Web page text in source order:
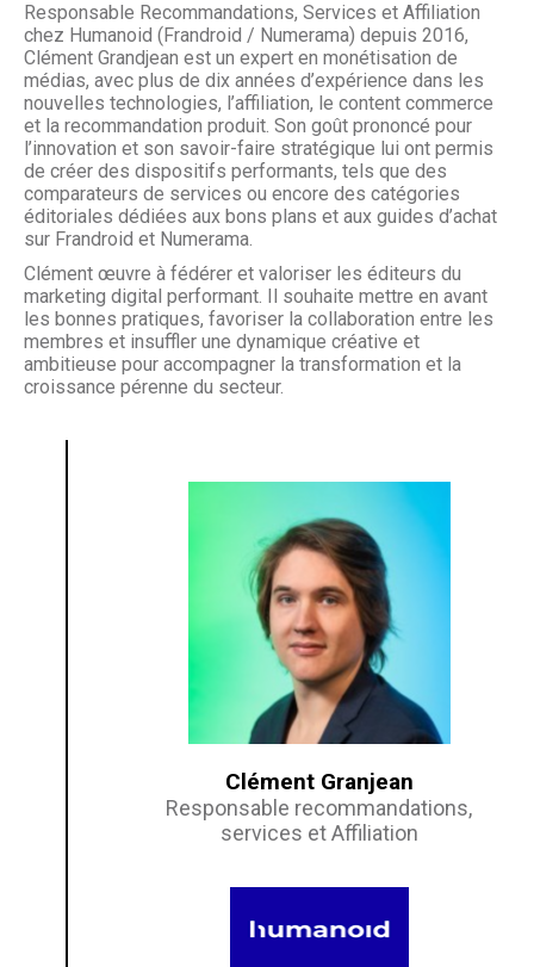
Responsable Recommandations, Services et Affiliation
chez Humanoid (Frandroid / Numerama) depuis 2016,
Clément Grandjean est un expert en monétisation de
médias, avec plus de dix années d’expérience dans les
nouvelles technologies, l’affiliation, le content commerce
et la recommandation produit. Son goût prononcé pour
l’innovation et son savoir-faire stratégique lui ont permis
de créer des dispositifs performants, tels que des
comparateurs de services ou encore des catégories
éditoriales dédiées aux bons plans et aux guides d’achat
sur Frandroid et Numerama.
Clément œuvre à fédérer et valoriser les éditeurs du
marketing digital performant. Il souhaite mettre en avant
les bonnes pratiques, favoriser la collaboration entre les
membres et insuffler une dynamique créative et
ambitieuse pour accompagner la transformation et la
croissance pérenne du secteur.
Clément Granjean
Responsable recommandations,
services et Affiliation